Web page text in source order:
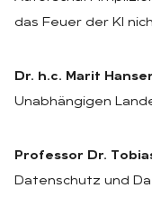
das Feuer der KI
Dr. h.c. Marit
Unabhängigen
Professor Dr.
Datenschutz und